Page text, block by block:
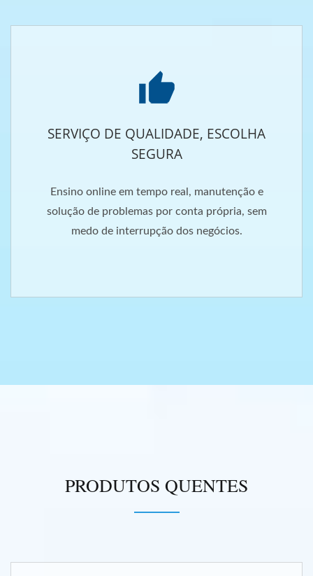
SERVIÇO DE QUALIDADE, ESCOLHA
SEGURA
Ensino online em tempo real, manutenção e
solução de problemas por conta própria, sem
medo de interrupção dos negócios.
PRODUTOS QUENTES